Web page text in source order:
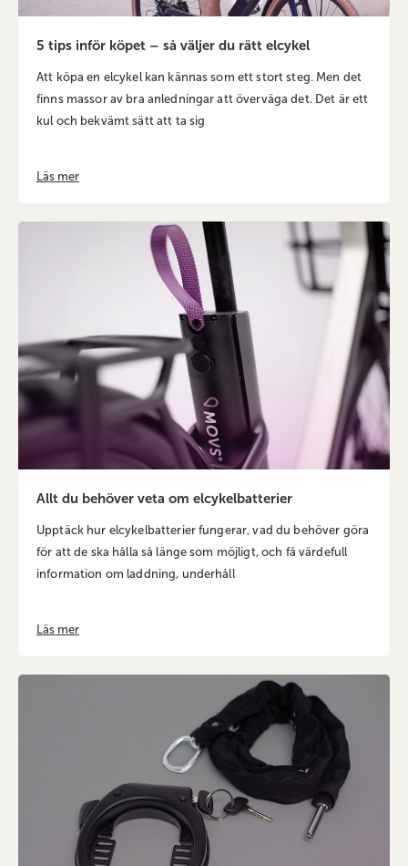
5 tips inför köpet – så väljer du rätt elcykel
Att köpa en elcykel kan kännas som ett stort steg. Men det
finns massor av bra anledningar att överväga det. Det är ett
kul och bekvämt sätt att ta sig
Läs mer
Allt du behöver veta om elcykelbatterier
Upptäck hur elcykelbatterier fungerar, vad du behöver göra
för att de ska hålla så länge som möjligt, och få värdefull
information om laddning, underhåll
Läs mer